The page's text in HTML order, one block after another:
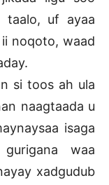
taalo, uf ayaa
noqoto, waad
si toos ah ula
naagtaada u
isaga
waa
xadgudub